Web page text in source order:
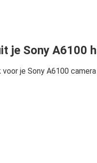
je Sony A6100
je Sony A6100 camera